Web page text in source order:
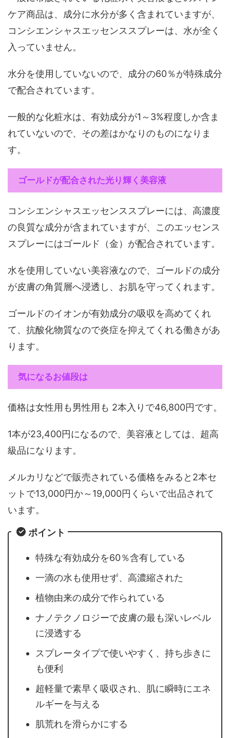
ケア商品は、成分に水分が多く含まれていますが、
コンシエンシャスエッセンススプレーは、水が全く
入っていません。
水分を使用していないので、成分の60％が特殊成分
で配合されています。
一般的な化粧水は、有効成分が1～3%程度しか含ま
れていないので、その差はかなりのものになりま
す。
ゴールドが配合された光り輝く美容液
コンシエンシャスエッセンススプレーには、高濃度
の良質な成分が含まれていますが、このエッセンス
スプレーにはゴールド（金）が配合されています。
水を使用していない美容液なので、ゴールドの成分
が皮膚の角質層へ浸透し、お肌を守ってくれます。
ゴールドのイオンが有効成分の吸収を高めてくれ
て、抗酸化物質なので炎症を抑えてくれる働きがあ
ります。
気になるお値段は
価格は女性用も男性用も 2本入りで46,800円です。
1本が23,400円になるので、美容液としては、超高
級品になります。
メルカリなどで販売されている価格をみると2本セ
ットで13,000円か～19,000円くらいで出品されて
います。
ポイント
特殊な有効成分を60％含有している
一滴の水も使用せず、高濃縮された
植物由来の成分で作られている
ナノテクノロジーで皮膚の最も深いレベル
に浸透する
スプレータイプで使いやすく、持ち歩きに
も便利
超軽量で素早く吸収され、肌に瞬時にエネ
ルギーを与える
肌荒れを滑らかにする